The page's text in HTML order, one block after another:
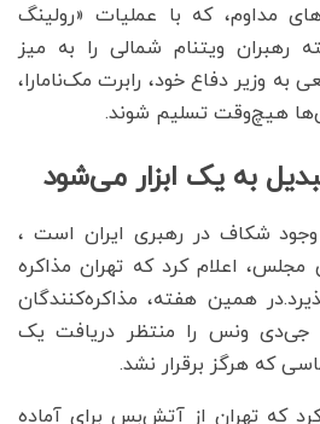
مداوم، که با عملیات «رولینگ
رهبران ویتنام شمالی را به میز
به وزیر دفاع خود، رابرت مک‌نامارا،
هیچ‌وقت تسلیم شوند.
به یک ابزار می‌شود
شکاف در رهبری ایران است ،
مجلس، اعلام کرد که تهران مذاکره
همین هفته، مذاکره‌کنندگان
جی‌دی ونس را منتظر دریافت یک
که هرگز برقرار نشد.
کرد که تهران از آتش‌بس برای آماده